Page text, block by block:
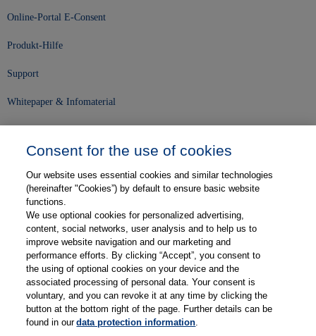
Online-Portal E-Consent
Produkt-Hilfe
Support
Whitepaper & Infomaterial
Karriere
Kontakt
Web-Semniare
Anwenderberichte
Partner
Consent for the use of cookies
Our website uses essential cookies and similar technologies
(hereinafter "Cookies”) by default to ensure basic website
functions.
We use optional cookies for personalized advertising,
content, social networks, user analysis and to help us to
improve website navigation and our marketing and
performance efforts. By clicking “Accept”, you consent to
the using of optional cookies on your device and the
associated processing of personal data. Your consent is
voluntary, and you can revoke it at any time by clicking the
button at the bottom right of the page. Further details can be
found in ourdata protection information.